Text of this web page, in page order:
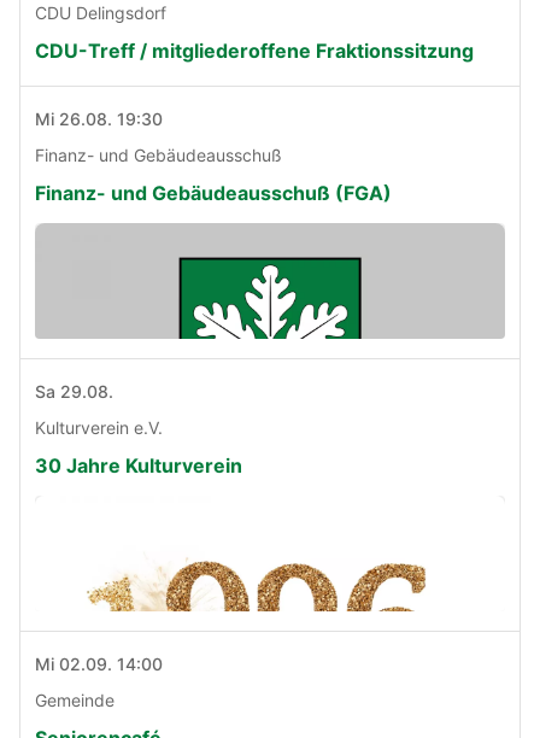
CDU Delingsdorf
CDU-Treff / mitgliederoffene Fraktionssitzung
Mi 26.08. 19:30
Finanz- und Gebäudeausschuß
Finanz- und Gebäudeausschuß (FGA)
Sa 29.08.
Kulturverein e.V.
30 Jahre Kulturverein
Mi 02.09. 14:00
Gemeinde